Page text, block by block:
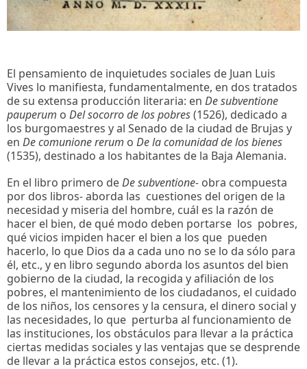
El pensamiento de inquietudes sociales de Juan Luis
Vives lo manifiesta, fundamentalmente, en dos tratados
de su extensa producción literaria: en De subventione
pauperum o Del socorro de los pobres(1526), dedicado a
los burgomaestres y al Senado de la ciudad de Brujas y
en De comunione rerum o De la comunidad de los bienes
(1535), destinado a los habitantes de la Baja Alemania.
En el libro primero deDe subventione- obra compuesta
por dos libros-aborda las cuestiones del origen de la
necesidad y miseria del hombre, cuál es la razón de
hacer el bien, de qué modo deben portarse los pobres,
qué vicios impiden hacer el bien a los que pueden
hacerlo, lo que Dios da a cada uno no se lo da sólo para
él, etc., y en libro segundo aborda los asuntos del bien
gobierno de la ciudad, la recogida y afiliación de los
pobres, el mantenimiento de los ciudadanos, el cuidado
de los niños, los censores y la censura, el dinero social y
las necesidades, lo que perturba al funcionamiento de
las instituciones, los obstáculos para llevar a la práctica
ciertas medidas sociales y las ventajas que se desprende
de llevar a la práctica estos consejos, etc. (1).